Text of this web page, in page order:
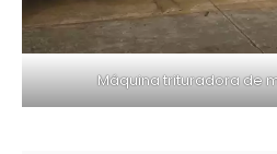
Máquina trituradora de